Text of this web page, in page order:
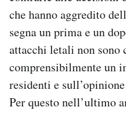
che hanno aggredito
segna un prima e un
attacchi letali non sono
comprensibilmente un
residenti e
Per questo nell’ultimo